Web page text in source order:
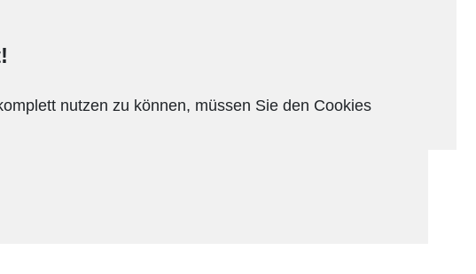
nutzen zu können, müssen Sie den Cookies